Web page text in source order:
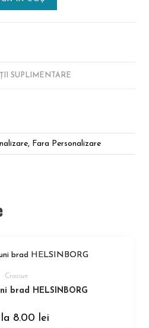
SUPLIMENTARE
Fara Personalizare
Craciun
brad HELSINBORG
8.00 lei